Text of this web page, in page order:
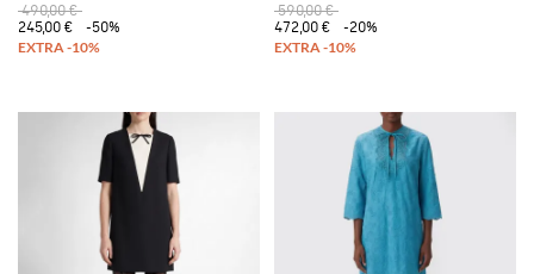
490,00 €
245,00 €
-50%
590,00 €
472,00 €
-20%